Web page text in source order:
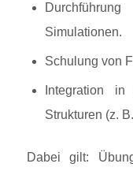
Simulationen.
Schulung von
Integration
Strukturen (z.
Dabei gilt: